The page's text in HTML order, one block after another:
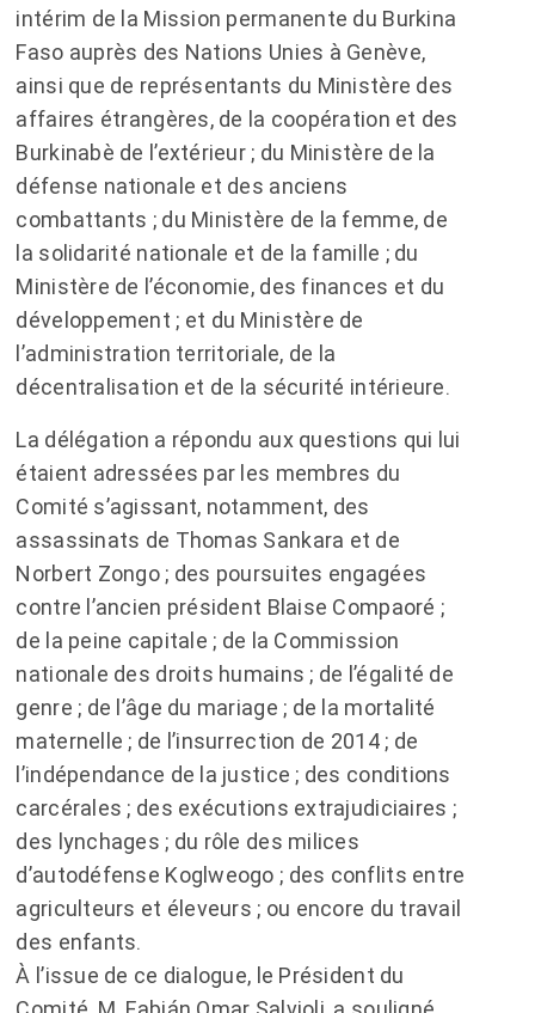
intérim de la Mission permanente du Burkina
Faso auprès des Nations Unies à Genève,
ainsi que de représentants du Ministère des
affaires étrangères, de la coopération et des
Burkinabè de l’extérieur ; du Ministère de la
défense nationale et des anciens
combattants ; du Ministère de la femme, de
la solidarité nationale et de la famille ; du
Ministère de l’économie, des finances et du
développement ; et du Ministère de
l’administration territoriale, de la
décentralisation et de la sécurité intérieure.
La délégation a répondu aux questions qui lui
étaient adressées par les membres du
Comité s’agissant, notamment, des
assassinats de Thomas Sankara et de
Norbert Zongo ; des poursuites engagées
contre l’ancien président Blaise Compaoré ;
de la peine capitale ; de la Commission
nationale des droits humains ; de l’égalité de
genre ; de l’âge du mariage ; de la mortalité
maternelle ; de l’insurrection de 2014 ; de
l’indépendance de la justice ; des conditions
carcérales ; des exécutions extrajudiciaires ;
des lynchages ; du rôle des milices
d’autodéfense Koglweogo ; des conflits entre
agriculteurs et éleveurs ; ou encore du travail
des enfants.
À l’issue de ce dialogue, le Président du